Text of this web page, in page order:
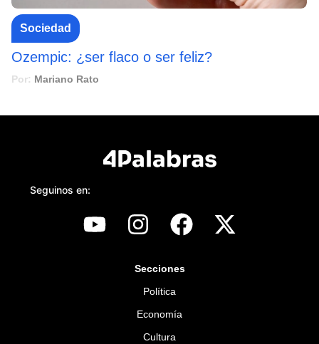
Sociedad
Ozempic: ¿ser flaco o ser feliz?
Por: Mariano Rato
Seguinos en:
Secciones
Política
Economía
Cultura